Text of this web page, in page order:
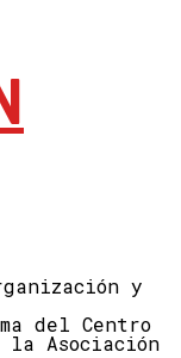
y
del Centro
la Asociación